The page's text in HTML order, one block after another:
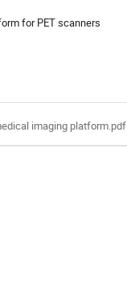
for PET scanners
imaging platform.pdf